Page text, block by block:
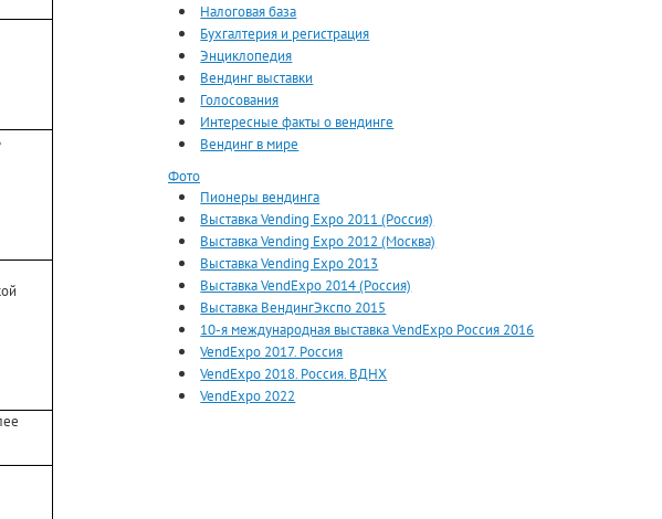
Налоговая база
Бухгалтерия и регистрация
Энциклопедия
Вендинг выставки
Голосования
Интересные факты о вендинге
Вендинг в мире
Фото
Пионеры вендинга
Выставка Vending Expo 2011 (Россия)
Выставка Vending Expo 2012 (Москва)
Выставка Vending Expo 2013
Выставка VendExpo 2014 (Россия)
Выставка ВендингЭкспо 2015
10-я международная выставка VendExpo Россия 2016
VendExpo 2017. Россия
VendExpo 2018. Россия. ВДНХ
VendExpo 2022